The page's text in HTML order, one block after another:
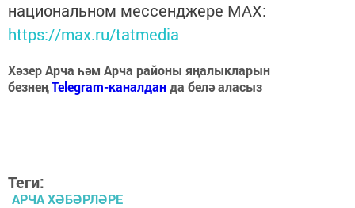
национальном мессенджере MАХ:
https://max.ru/tatmedia
Хәзер Арча һәм Арча районы яңалыкларын
безнеңTelegram-каналданда белә аласыз
Теги:
АРЧА ХӘБӘРЛӘРЕ